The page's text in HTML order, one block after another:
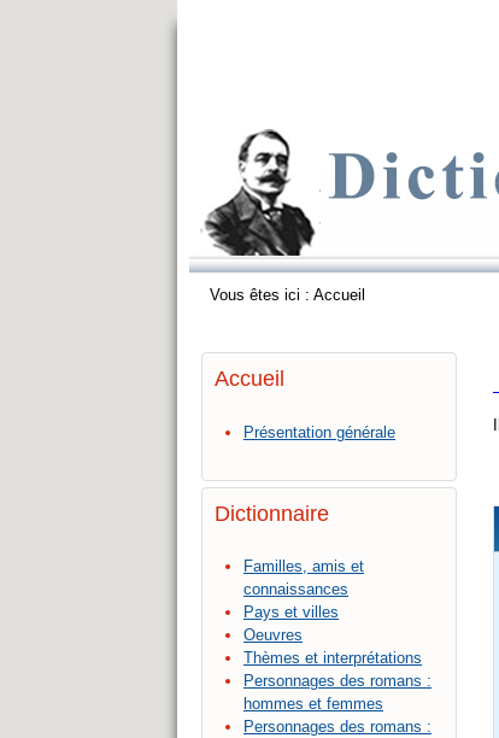
Vous êtes ici : Accueil
Accueil
Présentation générale
Dictionnaire
Familles, amis et
connaissances
Pays et villes
Oeuvres
Thèmes et interprétations
Personnages des romans :
hommes et femmes
Personnages des romans :